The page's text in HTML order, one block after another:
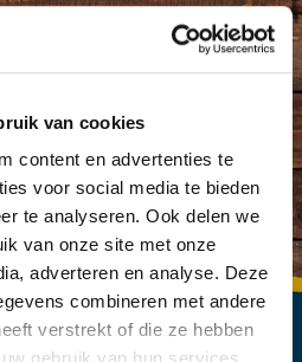
van cookies
content en advertenties te
voor social media te bieden
te analyseren. Ook delen we
van onze site met onze
adverteren en analyse. Deze
combineren met andere
verstrekt of die ze hebben
.(Vereist)